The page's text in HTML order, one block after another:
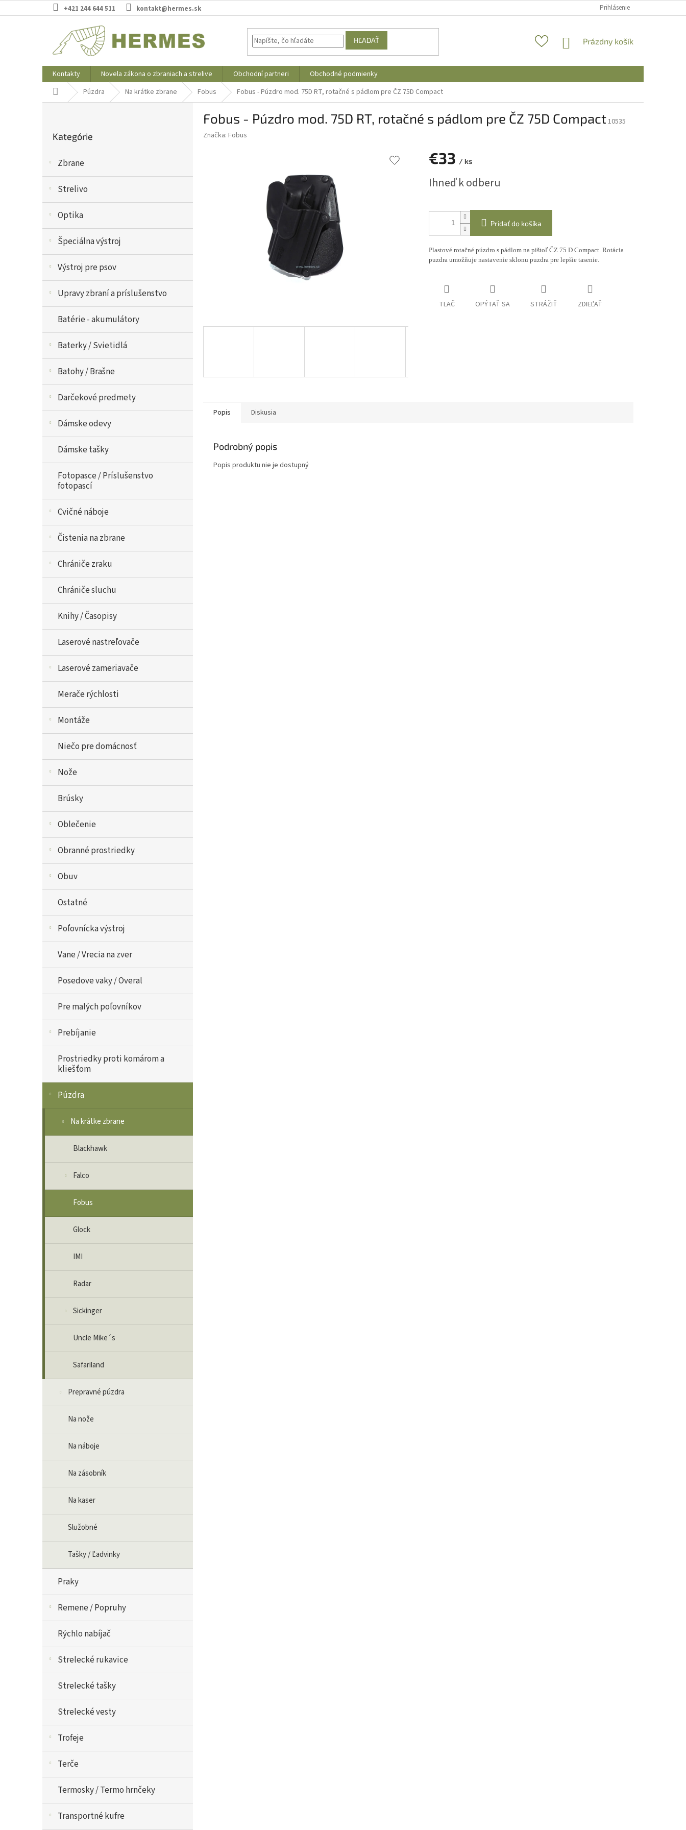
na
+421 244 644 511 kontakt@hermes.sk Prihlásenie
HĽADAŤ
NÁKUPNÝ
Prázdny košík
Kontakty Novela zákona o zbraniach a strelive Obchodní partneri
Obchodné podmienky
DomovPúzdra Na krátke zbrane Fobus Fobus - Púzdro mod. 75D RT, rotačné s pádlom pre ČZ 75D Compact
a
kategórie
Kategórie
Zbrane
Strelivo
Optika
Špeciálna výstroj
Výstroj pre psov
Upravy zbraní a príslušenstvo
Batérie - akumulátory
Baterky / Svietidlá
Batohy / Brašne
Darčekové predmety
Dámske odevy
Dámske tašky
Fotopasce / Príslušenstvo
fotopascí
Cvičné náboje
Čistenia na zbrane
Chrániče zraku
Chrániče sluchu
Knihy / Časopisy
Laserové nastreľovače
Laserové zameriavače
Merače rýchlosti
Montáže
Niečo pre domácnosť
Nože
Brúsky
Oblečenie
Obranné prostriedky
Obuv
Ostatné
Poľovnícka výstroj
Vane / Vrecia na zver
Posedove vaky / Overal
Pre malých poľovníkov
Prebíjanie
Prostriedky proti komárom a
kliešťom
Púzdra
Na krátke zbrane
Blackhawk
Falco
Fobus
Glock
IMI
Radar
Sickinger
Uncle Mike´s
Safariland
Prepravné púzdra
Na nože
Na náboje
Na zásobník
Na kaser
Služobné
Tašky / Ľadvinky
Praky
Remene / Popruhy
Rýchlo nabíjač
Strelecké rukavice
Strelecké tašky
Strelecké vesty
Trofeje
Terče
Termosky / Termo hrnčeky
Transportné kufre
Fobus - Púzdro mod. 75D RT, rotačné s pádlom pre ČZ 75D Compact10535
Značka: Fobus
€33 / ks
cena:
Ihneď k odberu
Pridať do košíka
Plastové rotačné púzdro s pádlom na pištoľ ČZ 75 D Compact. Rotácia
puzdra umožňuje nastavenie sklonu puzdra pre lepšie tasenie.
TLAČ OPÝTAŤ SA STRÁŽIŤ ZDIEĽAŤ
Popis Diskusia
Podrobný popis
Popis produktu nie je dostupný